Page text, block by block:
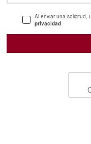
Al enviar una solicitud,
privacidad